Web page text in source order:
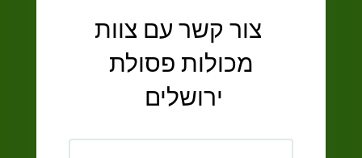
צור קשר עם צוות
מכולות פסולת
ירושלים